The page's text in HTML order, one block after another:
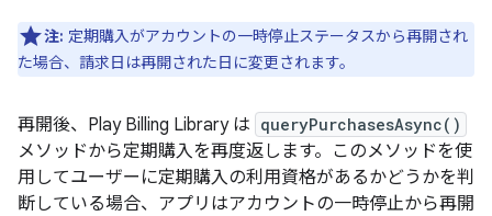
注: 定期購入がアカウントの一時停止ステータスから再開され
た場合、請求日は再開された日に変更されます。
再開後、Play Billing Library は queryPurchasesAsync()
メソッドから定期購入を再度返します。このメソッドを使
用してユーザーに定期購入の利用資格があるかどうかを判
断している場合、アプリはアカウントの一時停止から再開